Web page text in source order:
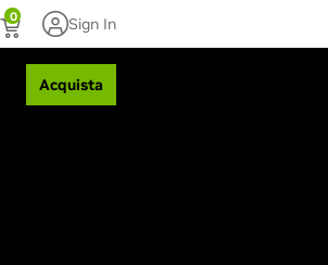
0 Sign In
Acquista
ITALIA